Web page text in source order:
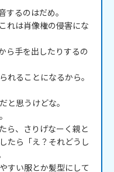
するのはだめ。
れは肖像権の侵害にな
ら手を出したりするの
れることになるから。
と思うけどな。
ら、さりげなーく親と
たら「え？それどうし
すい服とか髪型にして